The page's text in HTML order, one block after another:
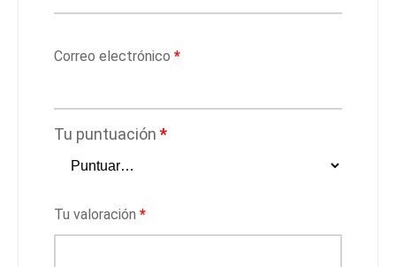
Correo electrónico *
Tu puntuación *
Tu valoración *